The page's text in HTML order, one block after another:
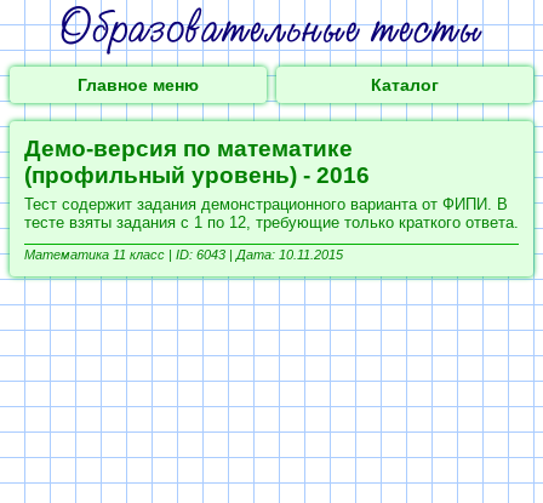
Главное меню Каталог
Демо-версия по математике
(профильный уровень) - 2016
Тест содержит задания демонстрационного варианта от ФИПИ. В
тесте взяты задания с 1 по 12, требующие только краткого ответа.
Математика 11 класс | ID: 6043 | Дата: 10.11.2015